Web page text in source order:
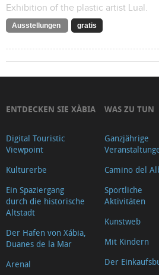
Exhibition of the plastic artist Lual.
Ausstellungen gratis
ENTDECKEN SIE XÀBIA
Digital Touristic
Viewpoint
Kulturerbe
Ein Spaziergang
durch die historische
Altstadt
Der Hafen von Xábia,
Duanes de la Mar
Arenal
WAS ZU TUN
Ganzjährige
Camino del
Sportliche
Aktivitäten
Kunstweb
Mit Kindern
Der